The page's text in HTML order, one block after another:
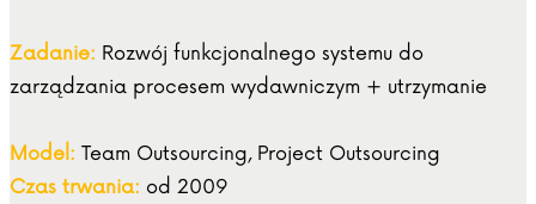
Zadanie: Rozwój funkcjonalnego systemu do
zarządzania procesem wydawniczym + utrzymanie
Model: Team Outsourcing, Project Outsourcing
Czas trwania: od 2009